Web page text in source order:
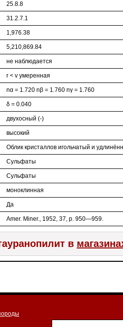
25.8.8
31.2.7.1
1,976.38
5,210,869.84
не наблюдается
r < v умеренная
nα = 1.720 nβ = 1.760 nγ = 1.760
δ = 0.040
двухосный (-)
высокий
Облик кристаллов игольчатый и
Сульфаты
Сульфаты
моноклинная
Да
Amer. Miner., 1952, 37, p. 950—959.
в